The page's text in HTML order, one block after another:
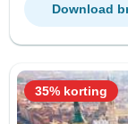
Download
35% korting